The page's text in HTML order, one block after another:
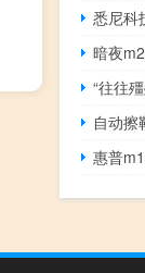
悉尼科
暗夜
“往往
自动擦